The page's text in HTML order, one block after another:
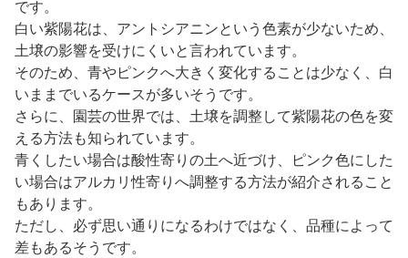
です。
白い紫陽花は、アントシアニンという色素が少ないため、
土壌の影響を受けにくいと言われています。
そのため、青やピンクへ大きく変化することは少なく、白
いままでいるケースが多いそうです。
さらに、園芸の世界では、土壌を調整して紫陽花の色を変
える方法も知られています。
青くしたい場合は酸性寄りの土へ近づけ、ピンク色にした
い場合はアルカリ性寄りへ調整する方法が紹介されること
もあります。
ただし、必ず思い通りになるわけではなく、品種によって
差もあるそうです。